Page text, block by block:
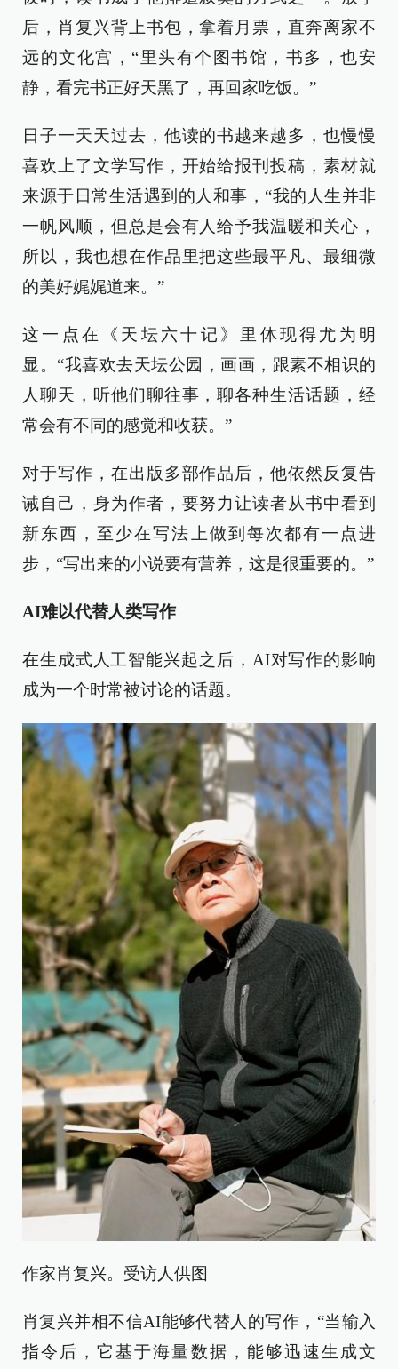
后，肖复兴背上书包，拿着月票，直奔离家不
远的文化宫，“里头有个图书馆，书多，也安
静，看完书正好天黑了，再回家吃饭。”
日子一天天过去，他读的书越来越多，也慢慢
喜欢上了文学写作，开始给报刊投稿，素材就
来源于日常生活遇到的人和事，“我的人生并非
一帆风顺，但总是会有人给予我温暖和关心，
所以，我也想在作品里把这些最平凡、最细微
的美好娓娓道来。”
这一点在《天坛六十记》里体现得尤为明
显。“我喜欢去天坛公园，画画，跟素不相识的
人聊天，听他们聊往事，聊各种生活话题，经
常会有不同的感觉和收获。”
对于写作，在出版多部作品后，他依然反复告
诫自己，身为作者，要努力让读者从书中看到
新东西，至少在写法上做到每次都有一点进
步，“写出来的小说要有营养，这是很重要的。”
AI难以代替人类写作
在生成式人工智能兴起之后，AI对写作的影响
成为一个时常被讨论的话题。
作家肖复兴。受访人供图
肖复兴并相不信AI能够代替人的写作，“当输入
指令后，它基于海量数据，能够迅速生成文